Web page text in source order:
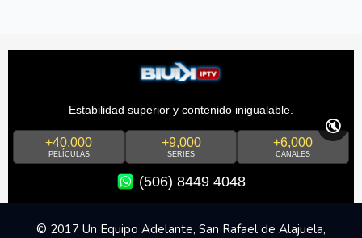
Estabilidad superior y contenido inigualable.
+40,000
PELÍCULAS
+9,000
SERIES
+6,000
CANALES
(506) 8449 4048
🔇
© 2017 Un Equipo Adelante, San Rafael de Alajuela,